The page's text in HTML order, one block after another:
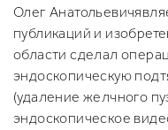
Олег
публикаций и
области сделал
эндоскопическую
(удаление желчного
эндоскопическое